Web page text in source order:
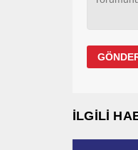
İLGİLİ